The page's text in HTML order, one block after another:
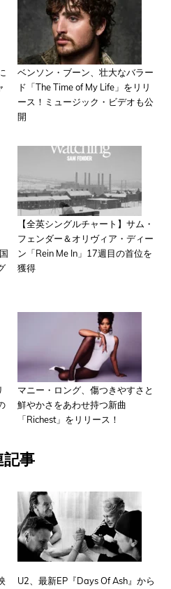
ベンソン・ブーン、壮大なバラー
ド「The Time of My Life」をリリ
ース！ミュージック・ビデオも公
開
【全英シングルチャート】サム・
フェンダー＆オリヴィア・ディー
ン「Rein Me In」17週目の首位を
獲得
マニー・ロング、傷つきやすさと
鮮やかさをあわせ持つ新曲
「Richest」をリリース！
事
U2、最新EP『Days Of Ash』から